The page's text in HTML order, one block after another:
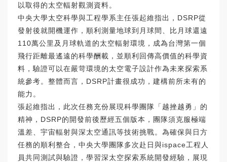
以取得的太空輻射觀測資料。
中央大學太空科學與工程學系主任張起維指出，DSRP從
發射後就開機運作，順利測量地球到月球間、比月球還遠
110萬公里及月球軌道的太空輻射環境，成為台灣第一個
飛行距離最遙遠的科學酬載，並順利回傳高價值的科學資
料，驗證可以在嚴苛環境的太空電子設計作為未來探索系
統參考。整體而言，DSRP計畫很成功，建構前所未有的
能力。
張起維指出，此次任務充份展現科學團隊「越挫越勇」的
精神，DSRP的開發前後歷經五個版本，團隊須克服極端
溫差、宇宙輻射與深太空通訊等技術挑戰。為確保與日方
任務的順利整合，中央大學團隊多次赴日與ispace工程人
員共同測試與驗證，學習深太空探索系統開發經驗，展現